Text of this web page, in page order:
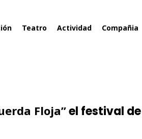
Teatro Actividad Compañia
Floja”el festival